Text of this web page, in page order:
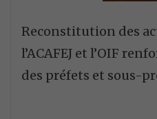
Reconstitution des
l’ACAFEJ et l’OIF
des préfets et sous-